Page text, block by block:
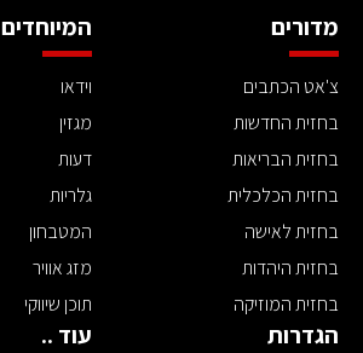
מדורים
צ'אט הכתבים
בחזית החדשות
בחזית הבריאות
בחזית הכלכלית
בחזית לאישה
בחזית היהדות
בחזית המוזיקה
המיוחדים
וידאו
מגזין
דעות
גלריות
המטבחון
מזג אוויר
תוכן שיווקי
הגדרות עוד ..